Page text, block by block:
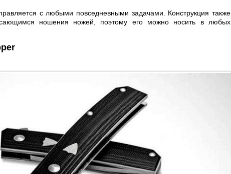
с любыми повседневными задачами. Конструкция также
ношения ножей, поэтому его можно носить в любых